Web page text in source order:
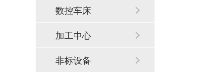
数控车床
加工中心
非标设备